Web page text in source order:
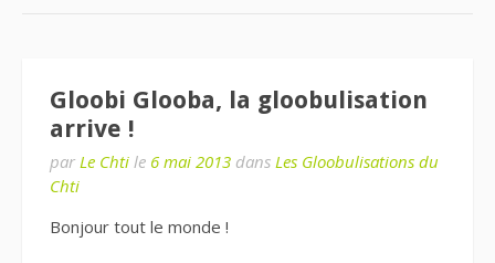
Gloobi Glooba, la gloobulisation
arrive !
par Le Chti le 6 mai 2013 dans Les Gloobulisations du
Chti
Bonjour tout le monde !